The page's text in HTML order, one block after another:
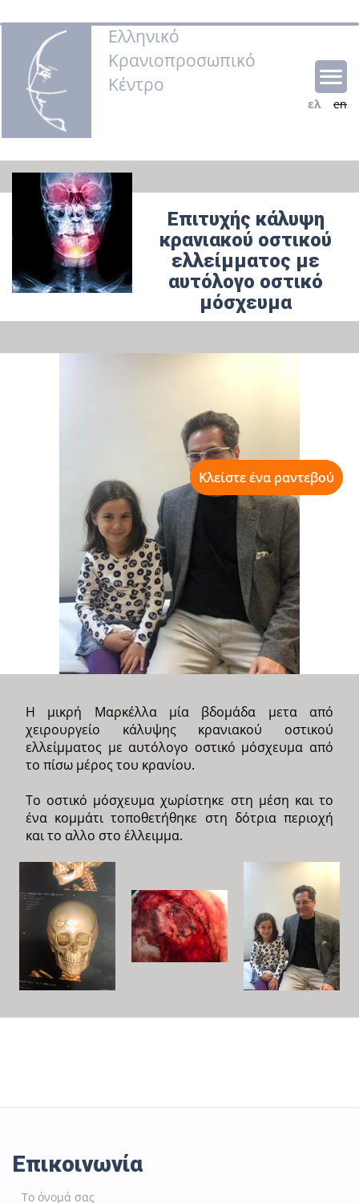
Ελληνικό
Κρανιοπροσωπικό
Κέντρο
en
ελ
Επιτυχής κάλυψη
κρανιακού οστικού
ελλείμματος με
αυτόλογο οστικό
μόσχευμα
Η μικρή Μαρκέλλα μία βδομάδα μετα από
χειρουργείο κάλυψης κρανιακού οστικού
ελλείμματος με αυτόλογο οστικό μόσχευμα από
το πίσω μέρος του κρανίου.
Το οστικό μόσχευμα χωρίστηκε στη μέση και το
ένα κομμάτι τοποθετήθηκε στη δότρια περιοχή
και το αλλο στο έλλειμμα.
Επικοινωνία
Κλείστε ένα ραντεβού